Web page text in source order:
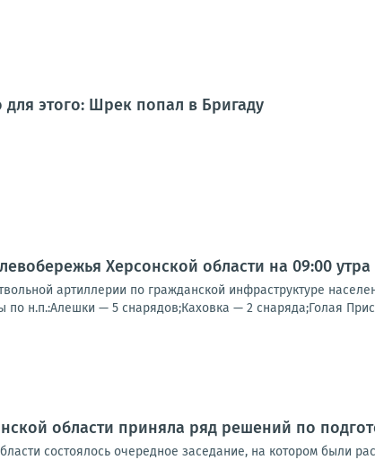
этого: Шрек попал в Бригаду
Херсонской области на 09:00 утра
артиллерии по гражданской инфраструктуре
н.п.:Алешки — 5 снарядов;Каховка — 2 снаряда;Голая
области приняла ряд решений по
состоялось очередное заседание, на котором были